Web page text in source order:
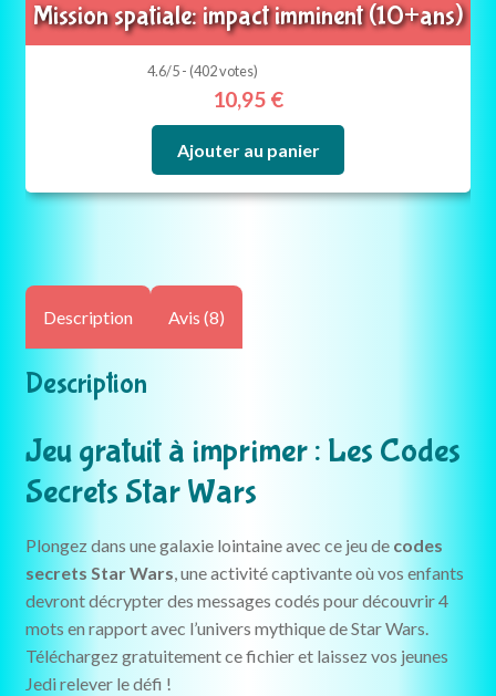
Mission spatiale: impact imminent (10+ans)
4.6/5 - (402 votes)
10,95 €
Ajouter au panier
Description Avis (8)
Description
Jeu gratuit à imprimer : Les Codes
Secrets Star Wars
Plongez dans une galaxie lointaine avec ce jeu de codes
secrets Star Wars , une activité captivante où vos enfants
devront décrypter des messages codés pour découvrir 4
mots en rapport avec l’univers mythique de Star Wars.
Téléchargez gratuitement ce fichier et laissez vos jeunes
Jedi relever le défi !